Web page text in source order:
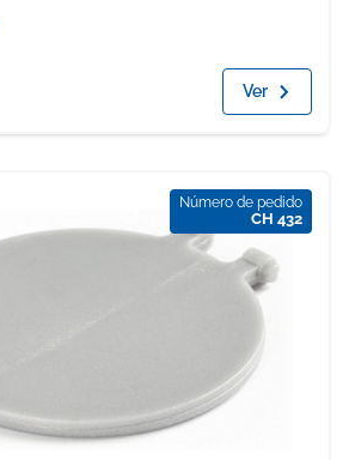
Ver
Número de pedido
CH 432